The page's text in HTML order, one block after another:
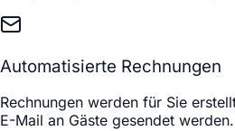
Automatisierte Rechnungen
Rechnungen werden für Sie
E-Mail an Gäste gesendet werden.